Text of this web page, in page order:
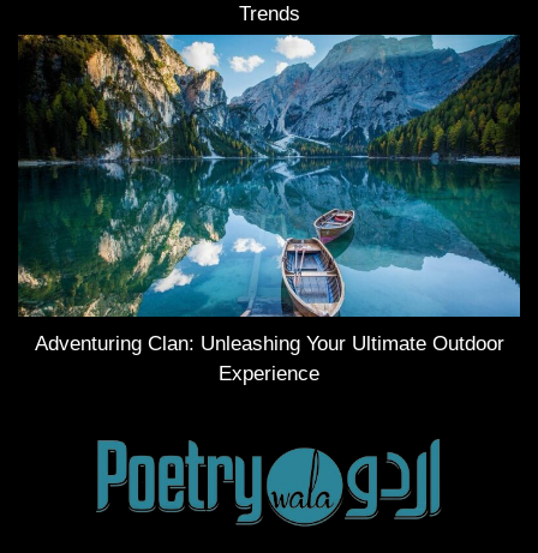
Trends
Adventuring Clan: Unleashing Your Ultimate Outdoor
Experience